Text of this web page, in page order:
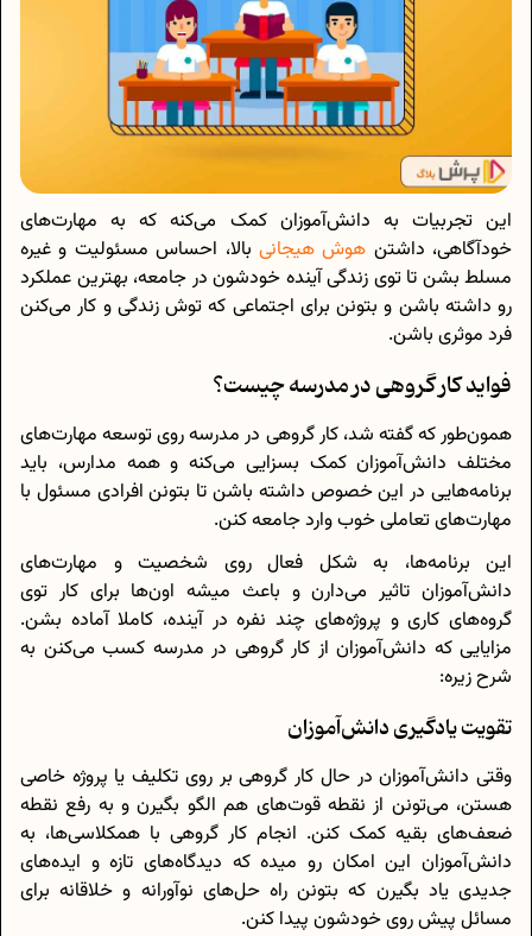
این تجربیات به دانش‌آموزان کمک می‌کنه که به مهارت‌های
خودآگاهی، داشتن هوش هیجانی بالا، احساس مسئولیت و غیره
مسلط بشن تا توی زندگی آینده‌ خودشون در جامعه، بهترین عملکرد
رو داشته باشن و بتونن برای اجتماعی که توش زندگی و کار می‌کنن
فرد موثری باشن.
فواید کار گروهی در مدرسه چیست؟
همون‌طور که گفته شد، کار گروهی در مدرسه روی توسعه‌ مهارت‌های
مختلف دانش‌آموزان کمک بسزایی می‌کنه و همه‌ مدارس، باید
برنامه‌هایی در این خصوص داشته باشن تا بتونن افرادی مسئول با
مهارت‌های تعاملی خوب وارد جامعه کنن.
این برنامه‌ها، به شکل فعال روی شخصیت و مهارت‌های
دانش‌آموزان تاثیر می‌دارن و باعث میشه اون‌ها برای کار توی
گروه‌های کاری و پروژه‌های چند نفره در آینده، کاملا آماده بشن.
مزایایی که دانش‌آموزان از کار گروهی در مدرسه کسب می‌کنن به
شرح زیره:
تقویت یادگیری دانش‌آموزان
وقتی دانش‌آموزان در حال کار گروهی بر روی تکلیف یا پروژه‌ خاصی
هستن، می‌تونن از نقطه قوت‌های هم الگو بگیرن و به رفع نقطه
ضعف‌های بقیه کمک کنن. انجام کار گروهی با همکلاسی‌ها، به
دانش‌آموزان این امکان رو میده که دیدگاه‌های تازه و ایده‌های
جدیدی یاد بگیرن که بتونن راه حل‌های نوآورانه و خلاقانه برای
مسائل پیش روی خودشون پیدا کنن.